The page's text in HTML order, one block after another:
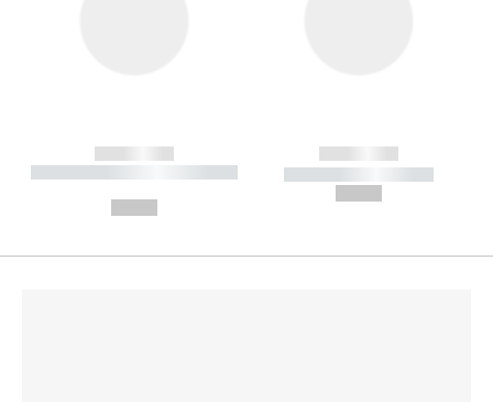
------------
----------- ----------- --------
------------
----------- -----------